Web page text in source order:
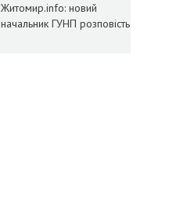
Житомир.info: новий
начальник ГУНП розповість